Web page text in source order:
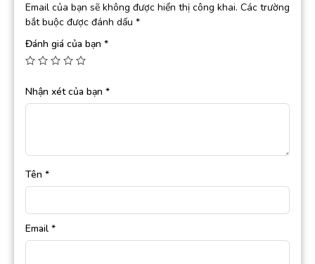
Email của bạn sẽ không được hiển thị công khai. Các trường
bắt buộc được đánh dấu *
Đánh giá của bạn *
Nhận xét của bạn *
Tên *
Email *